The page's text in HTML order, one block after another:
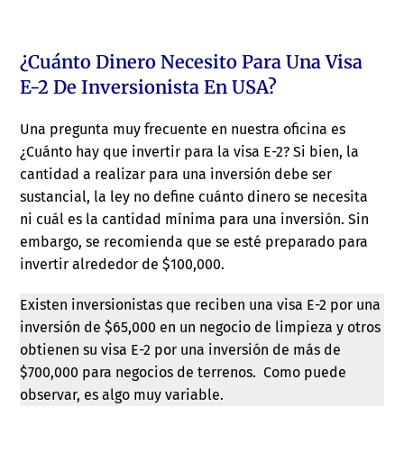
¿Cuánto Dinero Necesito Para Una Visa
E-2 De Inversionista En USA?
Una pregunta muy frecuente en nuestra oficina es
¿Cuánto hay que invertir para la visa E-2? Si bien, la
cantidad a realizar para una inversión debe ser
sustancial, la ley no define cuánto dinero se necesita
ni cuál es la cantidad mínima para una inversión. Sin
embargo, se recomienda que se esté preparado para
invertir alrededor de $100,000.
Existen inversionistas que reciben una visa E-2 por una
inversión de $65,000 en un negocio de limpieza y otros
obtienen su visa E-2 por una inversión de más de
$700,000 para negocios de terrenos. Como puede
observar, es algo muy variable.